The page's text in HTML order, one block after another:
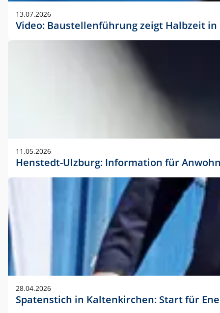
13.07.2026
Video: Baustellenführung zeigt Halbzeit
11.05.2026
Henstedt-Ulzburg: Information für
28.04.2026
Spatenstich in Kaltenkirchen: Start für